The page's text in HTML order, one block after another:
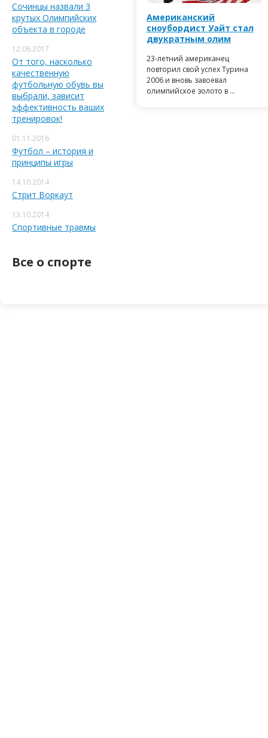
Сочинцы назвали 3
крутых Олимпийских
объекта в городе
12.06.2017
От того, насколько
качественную
футбольную обувь вы
выбрали, зависит
эффективность ваших
тренировок!
01.11.2016
Футбол – история и
принципы игры
14.10.2014
Стрит Воркаут
13.10.2014
Спортивные травмы
Все о спорте
Американский
сноубордист Уайт стал
двукратным олим
23-летний американец
повторил свой успех Турина
2006 и вновь завоевал
олимпийское золото в ...